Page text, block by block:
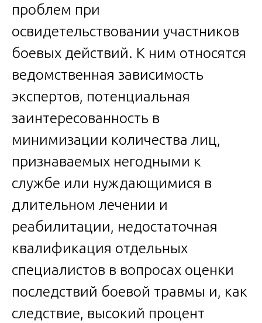
проблем при
освидетельствовании участников
боевых действий. К ним относятся
ведомственная зависимость
экспертов, потенциальная
заинтересованность в
минимизации количества лиц,
признаваемых негодными к
службе или нуждающимися в
длительном лечении и
реабилитации, недостаточная
квалификация отдельных
специалистов в вопросах оценки
последствий боевой травмы и, как
следствие, высокий процент